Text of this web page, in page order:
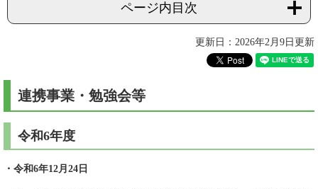
ページ内目次
更新日：2026年2月9日更新
連携事業・勉強会等
令和6年度
・令和6年12月24日